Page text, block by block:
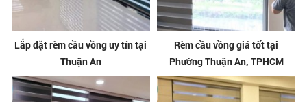
Lắp đặt rèm cầu vồng uy tín tại
Thuận An
Rèm cầu vồng giá tốt tại
Phường Thuận An, TPHCM